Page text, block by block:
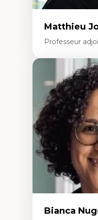
Matthieu
Professeur
Expertises
Ethnographie
Approche
compétences
interculturelles
Didactique des
compétence
Andragogie
Méthodologies
Bianca